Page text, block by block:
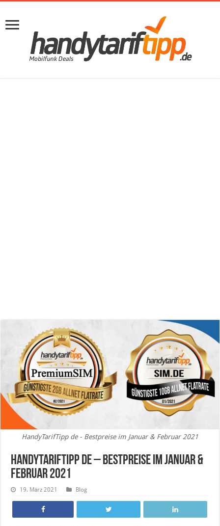
HandyTarifTipp de - Bestpreise im Januar & Februar 2021
HandyTarifTipp de – Bestpreise im Januar &
Februar 2021
19. März 2021 Blog